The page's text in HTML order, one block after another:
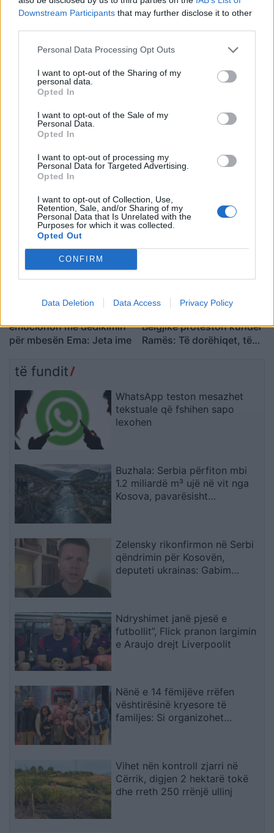
Downstream Participants that may further disclose it to other
Personal Data Processing Opt Outs
I want to opt-out of the Sharing of my
personal data.
Opted In
I want to opt-out of the Sale of my
Personal Data.
Opted In
I want to opt-out of processing my
Personal Data for Targeted Advertising.
Opted In
I want to opt-out of Collection, Use,
Retention, Sale, and/or Sharing of my
Personal Data that Is Unrelated with the
Purposes for which it was collected.
Opted Out
CONFIRM
Data Deletion Data Access Privacy Policy
Përfundon protesta e 71-
të qytetare, mesazhi i
më shumë”, kërkohet
largimi i Ramës
Trump për Iranin: Po
zhvillojmë negociata të
ndodhet në krizë të rëndë
I arrestuar në Dubai dhe
bosi i dyshuar i kartelit
përballet me akuza për
krim të organizuar
Sulm i rëndë në Angli, 30-
arrestohen dy
adoleshentë
emocionon me dedikimin
për mbesën Ema: Jeta ime
Belgjikë proteston kundër
Ramës: Të dorëhiqet, të
të fundit
WhatsApp teston mesazhet
tekstuale që fshihen sapo
lexohen
Buzhala: Serbia përfiton mbi
1.2 miliardë m³ ujë në vit nga
Kosova, pavarësisht
Zelensky rikonfirmon në Serbi
qëndrimin për Kosovën,
deputeti ukrainas: Gabim
Ndryshimet janë pjesë e
futbollit”, Flick pranon largimin
e Araujo drejt Liverpoolit
Nënë e 14 fëmijëve rrëfen
vështirësinë kryesore të
familjes: Si organizohet
Vihet nën kontroll zjarri në
Cërrik, digjen 2 hektarë tokë
dhe rreth 250 rrënjë ullinj